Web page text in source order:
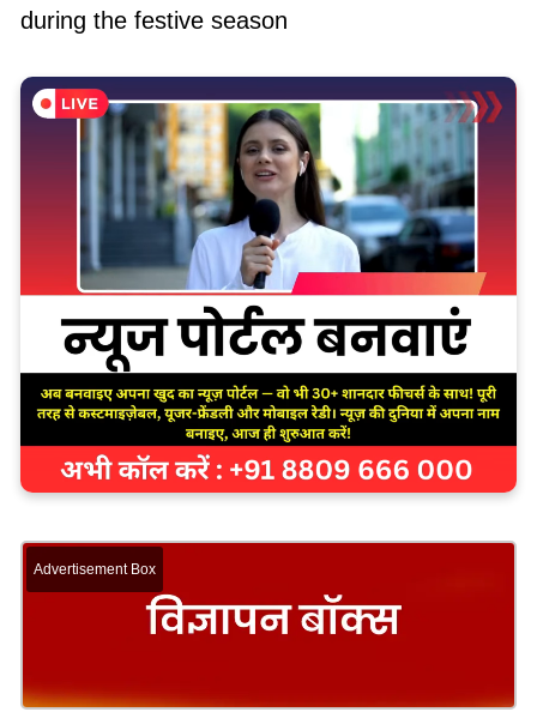
during the festive season
Advertisement Box